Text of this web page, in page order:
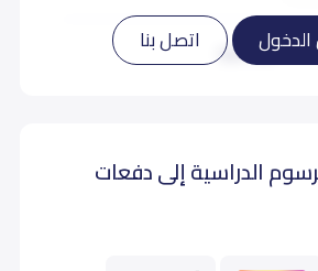
اتصل بنا اقرأ المزيد
7,000
7,000
الدراسية إلى دفعات